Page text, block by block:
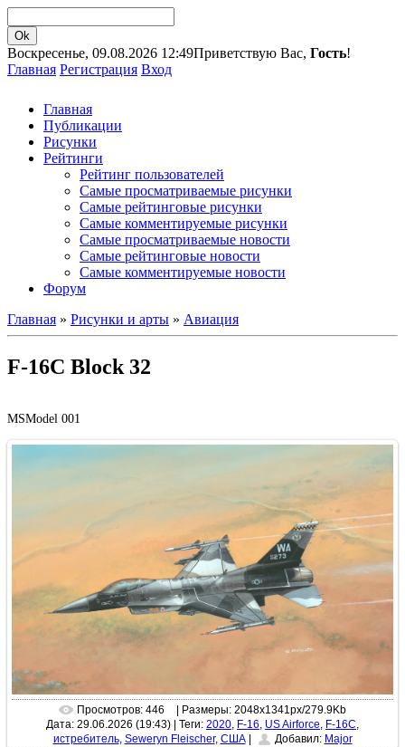
Воскресенье, 09.08.2026 12:49Приветствую Вас, Гость!
Главная Регистрация Вход
Главная
Публикации
Рисунки
Рейтинги
Рейтинг пользователей
Самые просматриваемые рисунки
Самые рейтинговые рисунки
Самые комментируемые рисунки
Самые просматриваемые новости
Самые рейтинговые новости
Самые комментируемые новости
Форум
Главная » Рисунки и арты » Авиация
F-16C Block 32
MSModel 001
Просмотров: 446
| Размеры: 2048x1341px/279.9Kb
Дата: 29.06.2026 (19:43)
Теги: 2020, F-16, US Airforce, F-16C,
истребитель, Seweryn Fleischer, США| Добавил: Major